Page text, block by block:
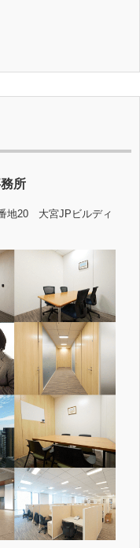
所
地20 大宮JPビルディ